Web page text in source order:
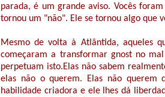
parada, é um grande aviso. Vocês
tornou um "não". Ele se tornou algo que
Mesmo de volta à Atlântida, aqueles
começaram a transformar gnost no
perpetuam isto.Elas não sabem
elas não o querem. Elas não querem
habilidade criadora e ele lhes dá